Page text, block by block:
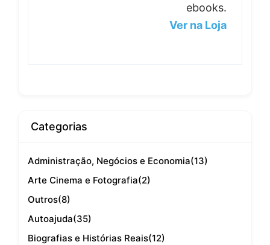
ebooks.
Ver na Loja
Categorias
Administração, Negócios e Economia(13)
Arte Cinema e Fotografia(2)
Outros(8)
Autoajuda(35)
Biografias e Histórias Reais(12)